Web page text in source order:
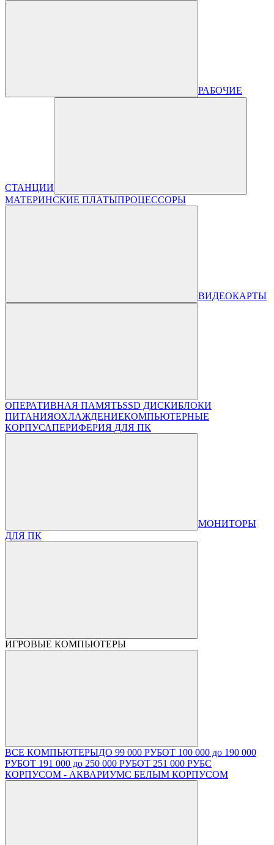
РАБОЧИЕ
СТАНЦИИ
МАТЕРИНСКИЕ ПЛАТЫПРОЦЕССОРЫ
ВИДЕОКАРТЫ
ОПЕРАТИВНАЯ ПАМЯТЬSSD ДИСКИБЛОКИ
ПИТАНИЯОХЛАЖДЕНИЕКОМПЬЮТЕРНЫЕ
КОРПУСАПЕРИФЕРИЯ ДЛЯ ПК
МОНИТОРЫ
ДЛЯ ПК
ИГРОВЫЕ КОМПЬЮТЕРЫ
ВСЕ КОМПЬЮТЕРЫДО 99 000 РУБОТ 100 000 до 190 000
РУБОТ 191 000 до 250 000 РУБОТ 251 000 РУБС
КОРПУСОМ - АКВАРИУМС БЕЛЫМ КОРПУСОМ